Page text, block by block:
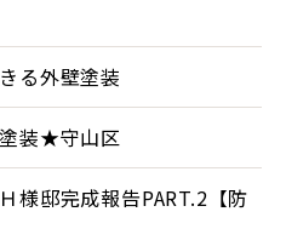
る外壁塗装
装★守山区
様邸完成報告PART.2【防